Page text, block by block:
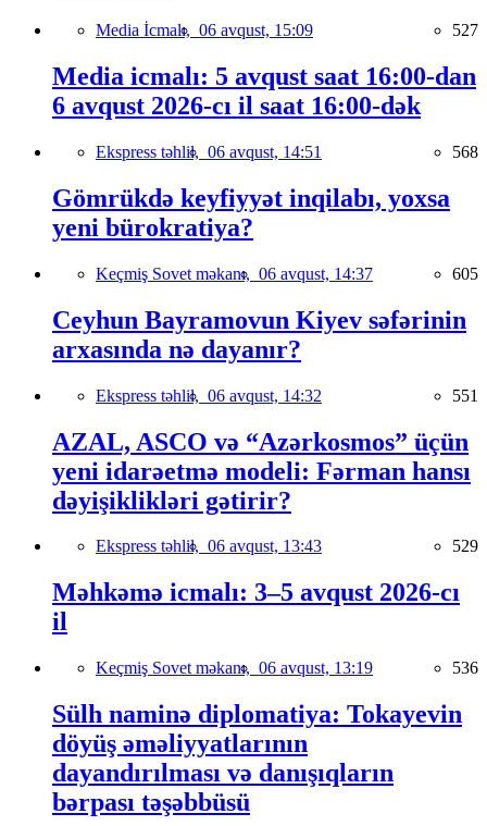
Media İcmalı, 06 avqust, 15:09 527
Media icmalı: 5 avqust saat 16:00-dan
6 avqust 2026-cı il saat 16:00-dək
Ekspress təhlil, 06 avqust, 14:51 568
Gömrükdə keyfiyyət inqilabı, yoxsa
yeni bürokratiya?
Keçmiş Sovet məkanı, 06 avqust, 14:37 605
Ceyhun Bayramovun Kiyev səfərinin
arxasında nə dayanır?
Ekspress təhlil, 06 avqust, 14:32 551
AZAL, ASCO və “Azərkosmos” üçün
yeni idarəetmə modeli: Fərman hansı
dəyişiklikləri gətirir?
Ekspress təhlil, 06 avqust, 13:43 529
Məhkəmə icmalı: 3–5 avqust 2026-cı
il
Keçmiş Sovet məkanı, 06 avqust, 13:19 536
Sülh naminə diplomatiya: Tokayevin
döyüş əməliyyatlarının
dayandırılması və danışıqların
bərpası təşəbbüsü